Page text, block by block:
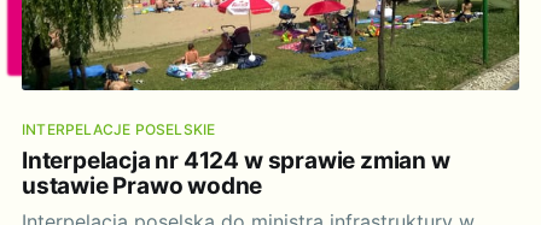
INTERPELACJE POSELSKIE
Interpelacja nr 4124 w sprawie zmian w
ustawie Prawo wodne